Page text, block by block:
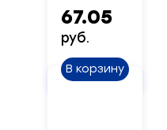
67.05
руб.
В корзину